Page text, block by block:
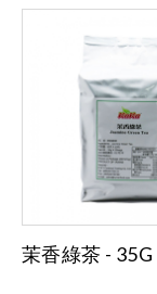
茉香綠茶 - 35G